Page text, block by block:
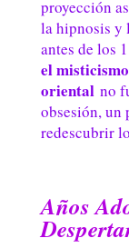
proyección
la hipnosis y
antes de los
el
orientalno
obsesión, un
redescubrir
Años